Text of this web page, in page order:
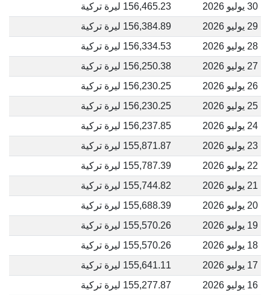
30 يوليو 2026
156,465.23 ليرة تركية
29 يوليو 2026
156,384.89 ليرة تركية
28 يوليو 2026
156,334.53 ليرة تركية
27 يوليو 2026
156,250.38 ليرة تركية
26 يوليو 2026
156,230.25 ليرة تركية
25 يوليو 2026
156,230.25 ليرة تركية
24 يوليو 2026
156,237.85 ليرة تركية
23 يوليو 2026
155,871.87 ليرة تركية
22 يوليو 2026
155,787.39 ليرة تركية
21 يوليو 2026
155,744.82 ليرة تركية
20 يوليو 2026
155,688.39 ليرة تركية
19 يوليو 2026
155,570.26 ليرة تركية
18 يوليو 2026
155,570.26 ليرة تركية
17 يوليو 2026
155,641.11 ليرة تركية
16 يوليو 2026
155,277.87 ليرة تركية